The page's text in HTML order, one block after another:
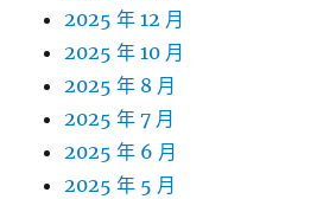
2025 年 12 月
2025 年 10 月
2025 年 8 月
2025 年 7 月
2025 年 6 月
2025 年 5 月